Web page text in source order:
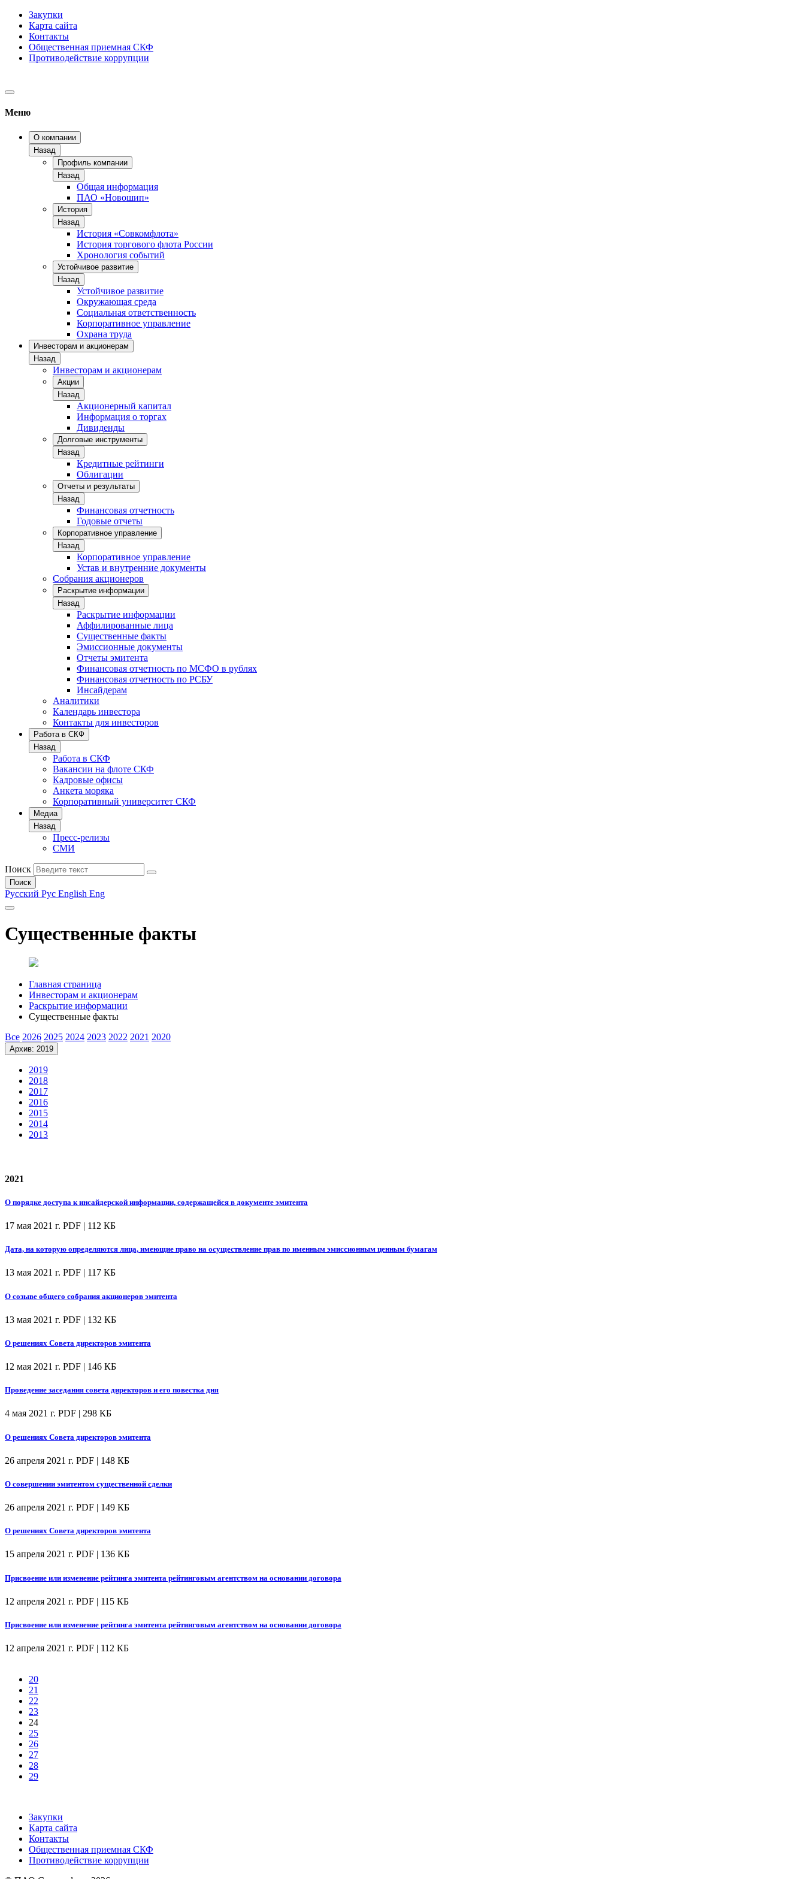
Закупки
Карта сайта
Контакты
Общественная приемная СКФ
Противодействие коррупции
Меню
О компании
Назад
Профиль компании
Назад
Общая информация
ПАО «Новошип»
История
Назад
История «Совкомфлота»
История торгового флота России
Хронология событий
Устойчивое развитие
Назад
Устойчивое развитие
Окружающая среда
Социальная ответственность
Корпоративное управление
Охрана труда
Инвесторам и акционерам
Назад
Инвесторам и акционерам
Акции
Назад
Акционерный капитал
Информация о торгах
Дивиденды
Долговые инструменты
Назад
Кредитные рейтинги
Облигации
Отчеты и результаты
Назад
Финансовая отчетность
Годовые отчеты
Корпоративное управление
Назад
Корпоративное управление
Устав и внутренние документы
Собрания акционеров
Раскрытие информации
Назад
Раскрытие информации
Аффилированные лица
Существенные факты
Эмиссионные документы
Отчеты эмитента
Финансовая отчетность по МСФО в рублях
Финансовая отчетность по РСБУ
Инсайдерам
Аналитики
Календарь инвестора
Контакты для инвесторов
Работа в СКФ
Назад
Работа в СКФ
Вакансии на флоте СКФ
Кадровые офисы
Анкета моряка
Корпоративный университет СКФ
Медиа
Назад
Пресс-релизы
СМИ
Поиск
Поиск
Русский Рус English Eng
Существенные факты
Главная страница
Инвесторам и акционерам
Раскрытие информации
Существенные факты
Все 2026 2025 2024 2023 2022 2021 2020
Архив: 2019
2019
2018
2017
2016
2015
2014
2013
2021
О порядке доступа к инсайдерской информации, содержащейся в документе эмитента
17 мая 2021 г. PDF | 112 КБ
Дата, на которую определяются лица, имеющие право на осуществление прав по именным эмиссионным ценным бумагам
13 мая 2021 г. PDF | 117 КБ
О созыве общего собрания акционеров эмитента
13 мая 2021 г. PDF | 132 КБ
О решениях Совета директоров эмитента
12 мая 2021 г. PDF | 146 КБ
Проведение заседания совета директоров и его повестка дня
4 мая 2021 г. PDF | 298 КБ
О решениях Совета директоров эмитента
26 апреля 2021 г. PDF | 148 КБ
О совершении эмитентом существенной сделки
26 апреля 2021 г. PDF | 149 КБ
О решениях Совета директоров эмитента
15 апреля 2021 г. PDF | 136 КБ
Присвоение или изменение рейтинга эмитента рейтинговым агентством на основании договора
12 апреля 2021 г. PDF | 115 КБ
Присвоение или изменение рейтинга эмитента рейтинговым агентством на основании договора
12 апреля 2021 г. PDF | 112 КБ
20
21
22
23
24
25
26
27
28
29
Закупки
Карта сайта
Контакты
Общественная приемная СКФ
Противодействие коррупции